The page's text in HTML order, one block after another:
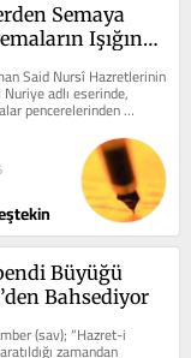
Semaya
Işığında
Said Nursî Hazretlerinin
adlı eserinde,
pencerelerinden
bir tefekkür
Büyüğü
Bahsediyor
(sav); “Hazret-i
zamandan